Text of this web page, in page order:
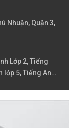
Nhuận, Quận 3,
Lớp 2, Tiếng
lớp 5, Tiếng Anh